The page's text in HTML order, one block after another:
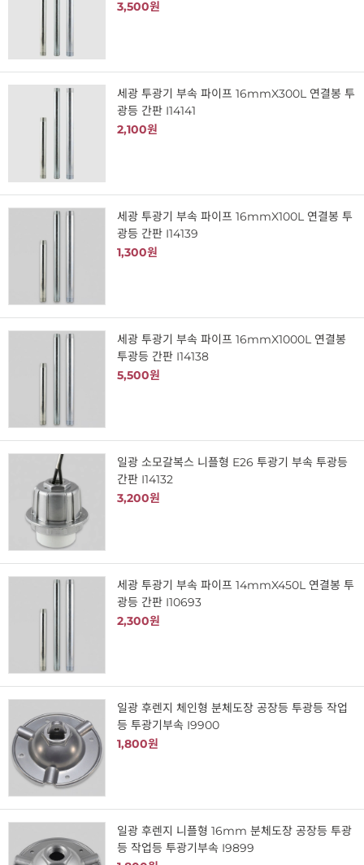
3,500원
세광 투광기 부속 파이프 16mmX300L 연결봉 투
광등 간판 I14141
2,100원
세광 투광기 부속 파이프 16mmX100L 연결봉 투
광등 간판 I14139
1,300원
세광 투광기 부속 파이프 16mmX1000L 연결봉
투광등 간판 I14138
5,500원
일광 소모갈복스 니플형 E26 투광기 부속 투광등
간판 I14132
3,200원
세광 투광기 부속 파이프 14mmX450L 연결봉 투
광등 간판 I10693
2,300원
일광 후렌지 체인형 분체도장 공장등 투광등 작업
등 투광기부속 I9900
1,800원
일광 후렌지 니플형 16mm 분체도장 공장등 투광
등 작업등 투광기부속 I9899